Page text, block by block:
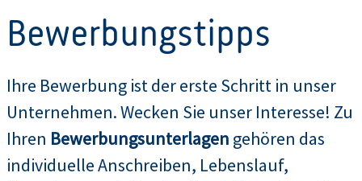
Bewerbungstipps
Ihre Bewerbung ist der erste Schritt in unser
Unternehmen. Wecken Sie unser Interesse! Zu
Ihren Bewerbungsunterlagen gehören das
individuelle Anschreiben, Lebenslauf,